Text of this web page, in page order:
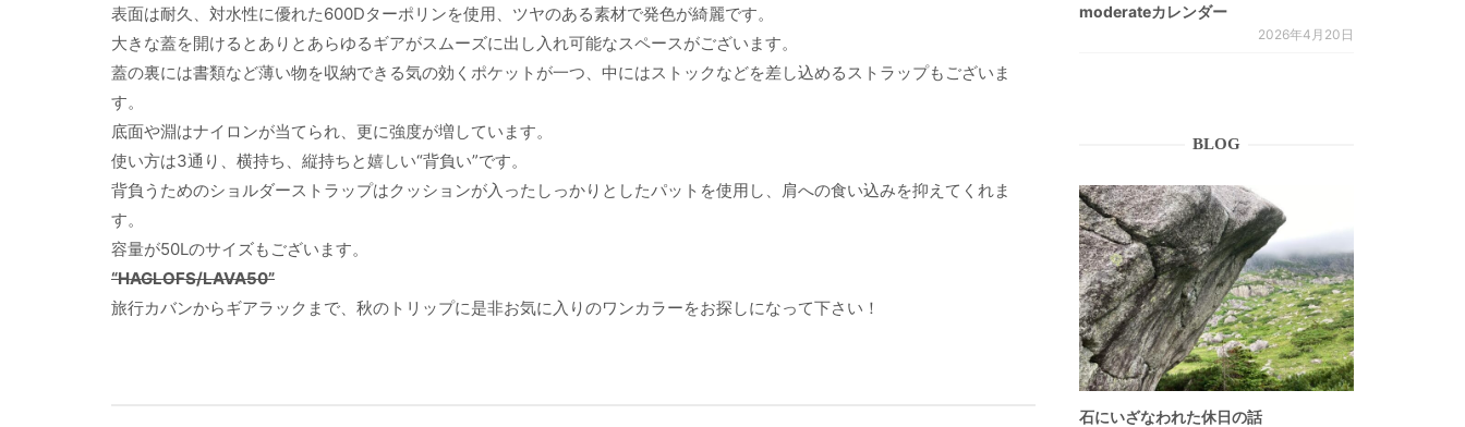
表面は耐久、対水性に優れた600Dターポリンを使用、ツヤのある素材で発色が綺麗です。
大きな蓋を開けるとありとあらゆるギアがスムーズに出し入れ可能なスペースがございます。
蓋の裏には書類など薄い物を収納できる気の効くポケットが一つ、中にはストックなどを差し込めるストラップもございま
す。
底面や淵はナイロンが当てられ、更に強度が増しています。
使い方は3通り、横持ち、縦持ちと嬉しい“背負い”です。
背負うためのショルダーストラップはクッションが入ったしっかりとしたパットを使用し、肩への食い込みを抑えてくれま
す。
容量が50Lのサイズもございます。
“HAGLOFS/LAVA50”
旅行カバンからギアラックまで、秋のトリップに是非お気に入りのワンカラーをお探しになって下さい！
moderateカレンダー
2026年4月20日
BLOG
石にいざなわれた休日の話